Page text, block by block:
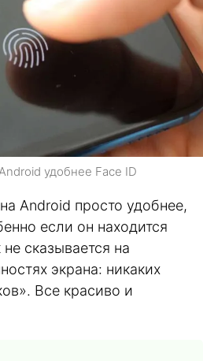
удобнее Face ID
Android просто удобнее,
если он находится
сказывается на
экрана: никаких
Все красиво и